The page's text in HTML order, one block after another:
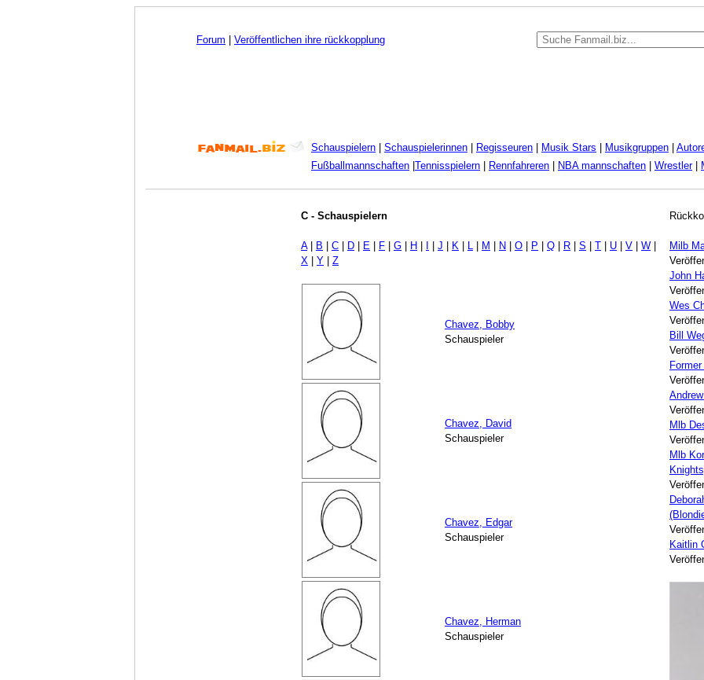
Forum Veröffentlichen ihre rückkopplung
Schauspielern Schauspielerinnen Regisseuren Musik Stars Musikgruppen
Fußballmannschaften Tennisspielern Rennfahreren NBA mannschaften Wrestler|
C - Schauspielern
A| B C D E F G H J K L M N O P Q R S T U V W
X
Y Z
Chavez, Bobby
Schauspieler
Chavez, David
Schauspieler
Chavez, Edgar
Schauspieler
Chavez, Herman
Schauspieler
Milb
John
Wes
Bill
Mlb
Mlb
Kaitlin